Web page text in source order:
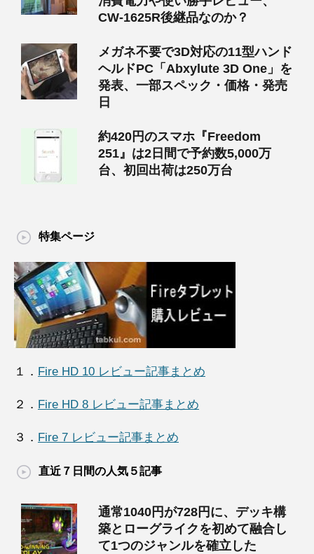
CW-1625R後継品なのか？
メガネ不要で3D対応の11型ハンド
ヘルドPC「Abxylute 3D One」を
発表、一部スペック・価格・発売
日
約420円のスマホ『Freedom
251』は2日間で予約数5,000万
台、初回出荷は250万台
特集ページ
１． Fire HD 10 レビュー記事まとめ
２． Fire HD 8 レビュー記事まとめ
３． Fire 7 レビュー記事まとめ
直近７日間の人気５記事
通常1040円が728円に、デッキ構
築とローグライクを初めて融合し
て1つのジャンルを確立した